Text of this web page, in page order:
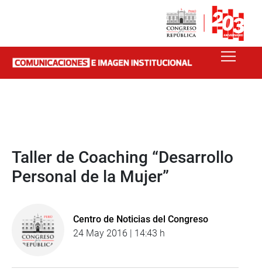
Taller de Coaching “Desarrollo
Personal de la Mujer”
Centro de Noticias del Congreso
24 May 2016 | 14:43 h